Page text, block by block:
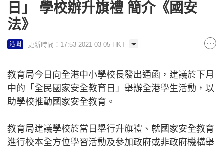
日」 學校辦升旗禮 簡介《國安
法》
港聞 更新時間：17:53 2021-03-05 HKT
教育局今日向全港中小學校長發出通函，建議於下月
中的「全民國家安全教育日」舉辦全港學生活動，以
助學校推動國家安全教育。
教育局建議學校於當日舉行升旗禮、就國家安全教育
進行校本全方位學習活動及參加政府或非政府機構舉